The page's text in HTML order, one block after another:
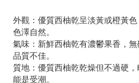
外觀：優質西柚乾呈淡黃或橙黃
色澤自然。
氣味：新鮮西柚乾有濃鬱果香，
品質不佳。
質地：優質西柚乾乾燥但不過硬
能是受潮。